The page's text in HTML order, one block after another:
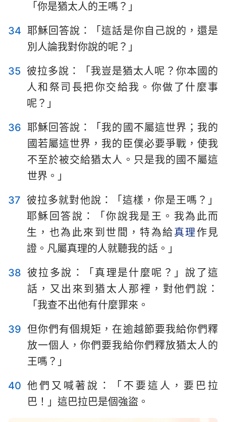
「你是猶太人的王嗎？」
34 耶穌回答說：「這話是你自己說的，還是
別人論我對你說的呢？」
35 彼拉多說：「我豈是猶太人呢？你本國的
人和祭司長把你交給我。你做了什麼事
呢？」
36 耶穌回答說：「我的國不屬這世界；我的
國若屬這世界，我的臣僕必要爭戰，使我
不至於被交給猶太人。只是我的國不屬這
世界。」
37 彼拉多就對他說：「這樣，你是王嗎？」
耶穌回答說：「你說我是王。我為此而
生，也為此來到世間，特為給真理作見
證。凡屬真理的人就聽我的話。」
38 彼拉多說：「真理是什麼呢？」說了這
話，又出來到猶太人那裡，對他們說：
「我查不出他有什麼罪來。
39 但你們有個規矩，在逾越節要我給你們釋
放一個人，你們要我給你們釋放猶太人的
王嗎？」
40 他們又喊著說：「不要這人，要巴拉
巴！」這巴拉巴是個強盜。